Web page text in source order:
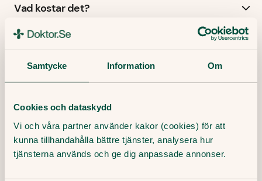
Samtycke Information Om
Cookies och dataskydd
Vi och våra partner använder kakor (cookies) för att
kunna tillhandahålla bättre tjänster, analysera hur
tjänsterna används och ge dig anpassade annonser.
Vad kostar det?
Hur tar jag sprutan?
Är läkemedlet säkert?
Hur bra resultat ger läkemedlet?